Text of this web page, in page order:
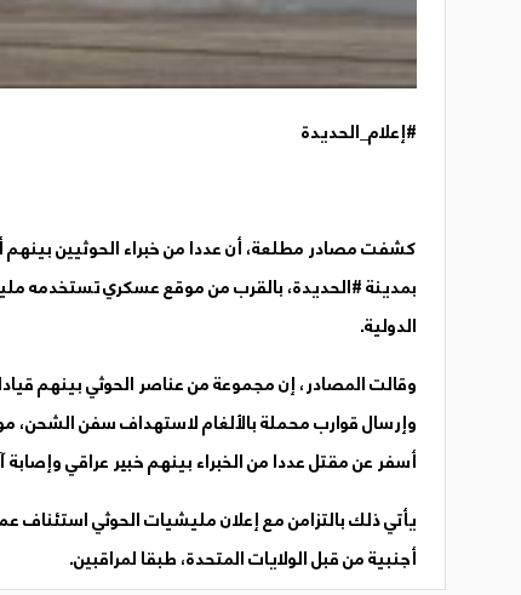
#إعلام_الحديدة
كشفت مصادر مطلعة، أن عددا من خبراء الحوثيين
بمدينة #الحديدة، بالقرب من موقع عسكري تستخدمه
الدولية.
وقالت المصادر، إن مجموعة من عناصر الحوثي بينهم
وإرسال قوارب محملة بالألغام لاستهداف سفن الشحن،
أسفر عن مقتل عددا من الخبراء بينهم خبير عراقي
يأتي ذلك بالتزامن مع إعلان مليشيات الحوثي استئناف
أجنبية من قبل الولايات المتحدة، طبقا لمراقبين.